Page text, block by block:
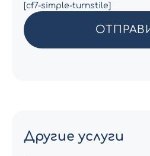
[cf7-simple-turnstile]
Другие услуги